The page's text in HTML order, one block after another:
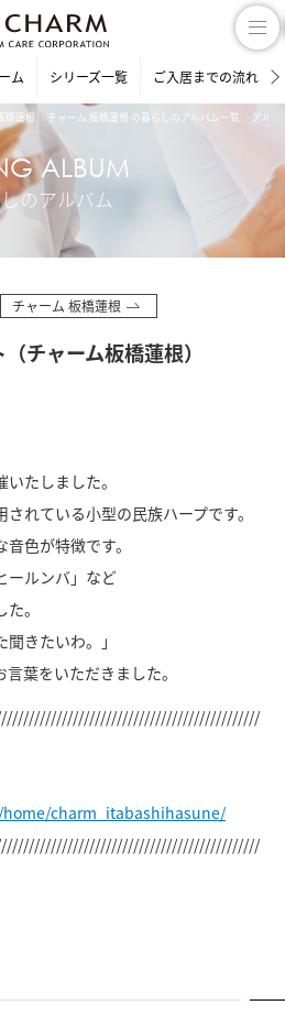
ム シリーズ一覧 ご入居までの流れ
橋蓮根 チャーム 板橋蓮根 の暮らしのアルバム一覧 アル
ALBUM
のアルバム
チャーム 板橋蓮根
チャーム板橋蓮根）
たしました。
されている小型の民族ハープです。
色が特徴です。
ールンバ」など
。
聞きたいわ。」
葉をいただきました。
charm_itabashihasune/